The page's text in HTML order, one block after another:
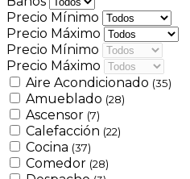
Precio Mínimo
Precio Máximo
Precio Mínimo
Precio Máximo
Aire Acondicionado (35)
Amueblado (28)
Ascensor (7)
Calefacción (22)
Cocina (37)
Comedor (28)